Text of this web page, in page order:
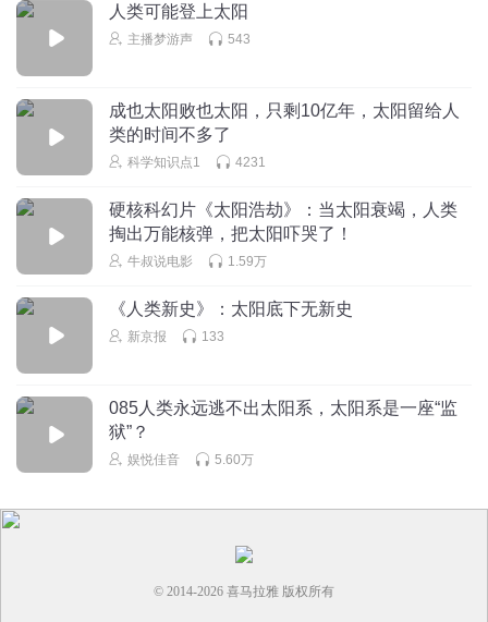
人类可能登上太阳
主播梦游声 543
成也太阳败也太阳，只剩10亿年，太阳留给人
类的时间不多了
科学知识点1 4231
硬核科幻片《太阳浩劫》：当太阳衰竭，人类
掏出万能核弹，把太阳吓哭了！
牛叔说电影 1.59万
《人类新史》：太阳底下无新史
新京报 133
085人类永远逃不出太阳系，太阳系是一座“监
狱”？
娱悦佳音 5.60万
© 2014-2026 喜马拉雅 版权所有